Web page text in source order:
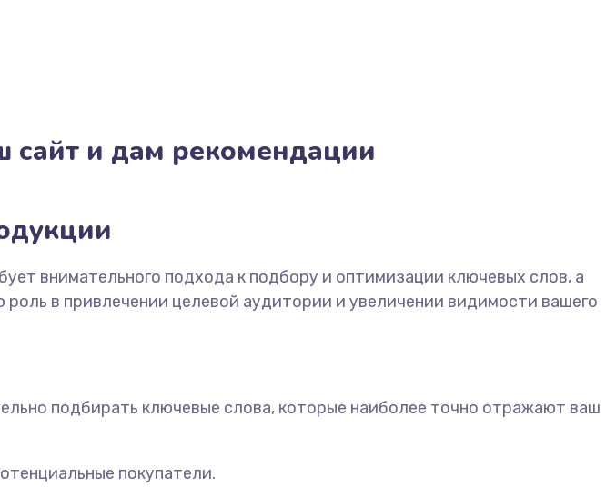
сайт и дам рекомендации
внимательного подхода к подбору и оптимизации ключевых слов, а
в привлечении целевой аудитории и увеличении видимости вашего
подбирать ключевые слова, которые наиболее точно отражают ваш
покупатели.